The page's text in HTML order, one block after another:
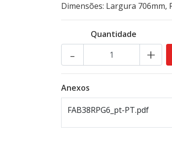
Dimensões: Largura 706mm,
Quantidade
+
-
Anexos
FAB38RPG6_pt-PT.pdf